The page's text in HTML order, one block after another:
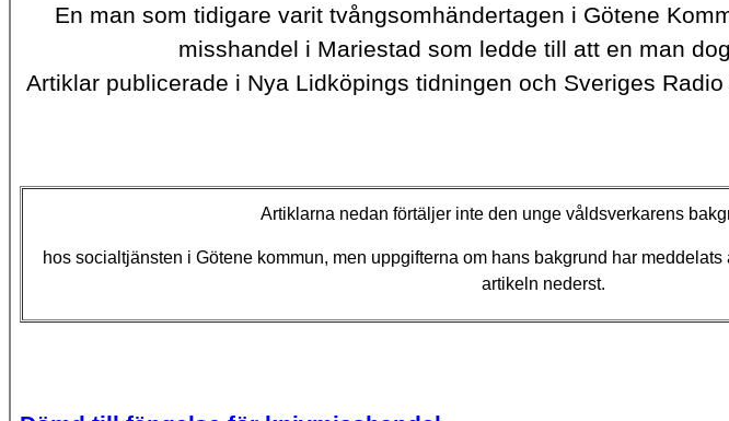
En man som tidigare varit tvångsomhändertagen i Götene
misshandel i Mariestad som ledde till att en man
Artiklar publicerade i Nya Lidköpings tidningen och Sveriges
Artiklarna nedan förtäljer inte den unge våldsverkarens
hos socialtjänsten i Götene kommun, men uppgifterna om hans bakgrund har
artikeln nederst.